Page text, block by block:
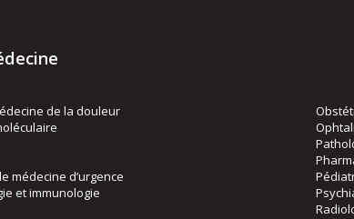
de la douleur
médecine d’urgence
et immunologie